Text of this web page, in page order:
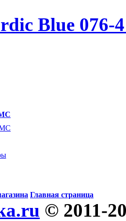
Blue 076-
Главная страница
© 2011-